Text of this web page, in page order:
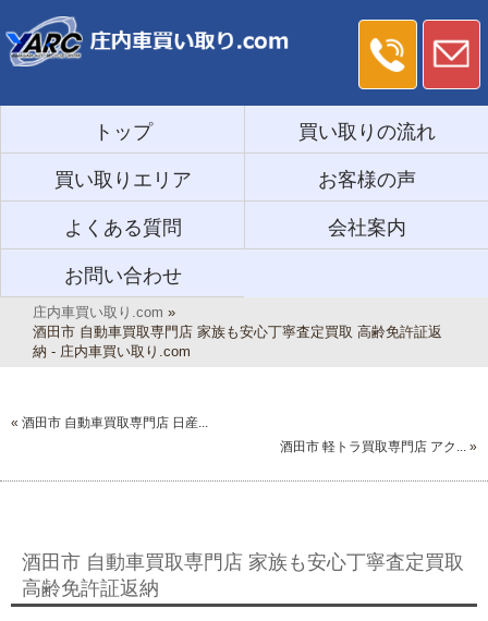
トップ 買い取りの流れ
買い取りエリア お客様の声
よくある質問 会社案内
お問い合わせ
庄内車買い取り.com »
酒田市 自動車買取専門店 家族も安心丁寧査定買取 高齢免許証返
納 - 庄内車買い取り.com
« 酒田市 自動車買取専門店 日産...
酒田市 軽トラ買取専門店 アク... »
酒田市 自動車買取専門店 家族も安心丁寧査定買取
高齢免許証返納